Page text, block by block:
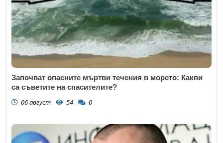
Започват опасните мъртви течения в морето: Какви
са съветите на спасителите?
06 август 54 0